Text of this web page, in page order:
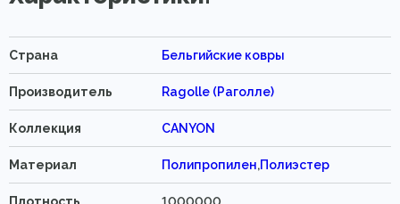
Страна Бельгийские ковры
Производитель Ragolle (Раголле)
Коллекция CANYON
Материал Полипропилен,Полиэстер